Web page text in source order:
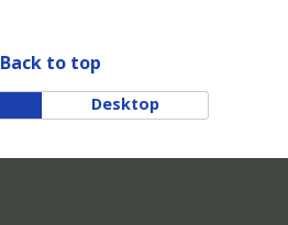
Back to top
Desktop